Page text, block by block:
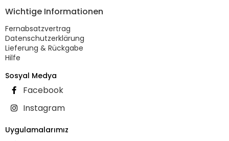
Wichtige Informationen
Fernabsatzvertrag
Datenschutzerklärung
Lieferung & Rückgabe
Hilfe
Sosyal Medya
Facebook
Instagram
Uygulamalarımız